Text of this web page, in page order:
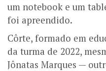
um notebook e um
foi apreendido.
Côrte, formado em
da turma de 2022,
Jônatas Marques —